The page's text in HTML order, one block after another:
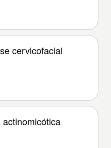
cervicofacial